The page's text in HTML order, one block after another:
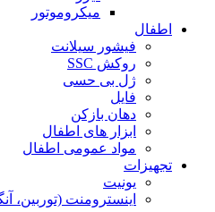
میکروموتور
اطفال
فیشور سیلانت
روکش SSC
ژل بی حسی
فایل
دهان بازکن
ابزار های اطفال
مواد عمومی اطفال
تجهیزات
یونیت
اینسترومنت (توربین،